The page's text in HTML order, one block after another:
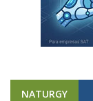
NATURGY